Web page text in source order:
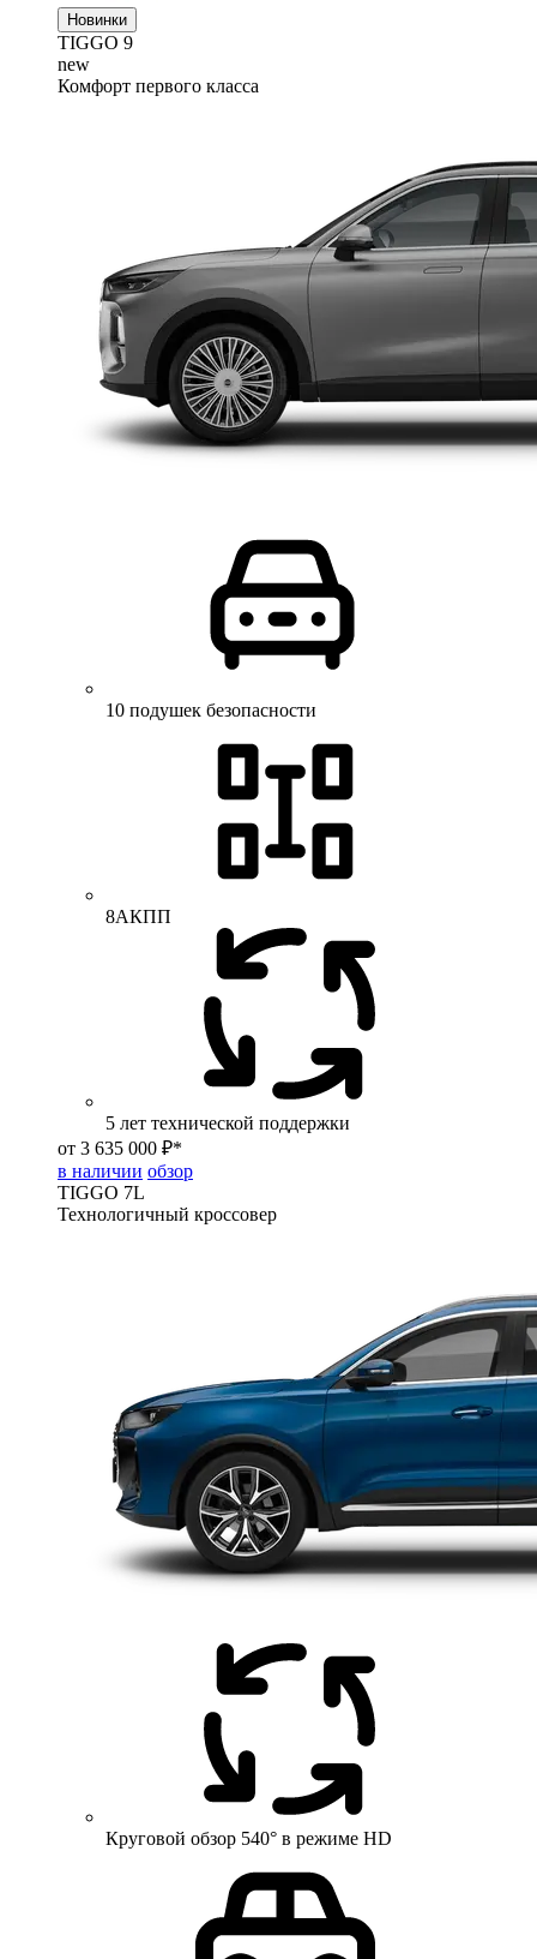
Новинки
TIGGO 9
new
Комфорт первого класса
10 подушек безопасности
8АКПП
5 лет технической поддержки
от 3 635 000 ₽*
в наличии обзор
TIGGO 7L
Технологичный кроссовер
Круговой обзор 540° в режиме HD